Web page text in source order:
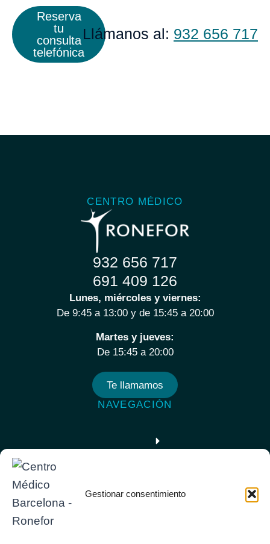
Gestionar consentimiento
Reserva
tu
consulta
telefónica
Llámanos al: 932 656 717
CENTRO MÉDICO
932 656 717
691 409 126
Lunes, miércoles y viernes:
De 9:45 a 13:00 y de 15:45 a 20:00
Martes y jueves:
De 15:45 a 20:00
Te llamamos
NAVEGACIÓN
TEXTOS LEGALES